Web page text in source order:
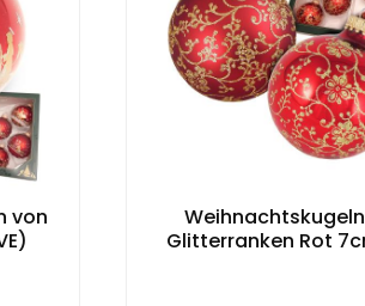
von
Glitterranken Rot